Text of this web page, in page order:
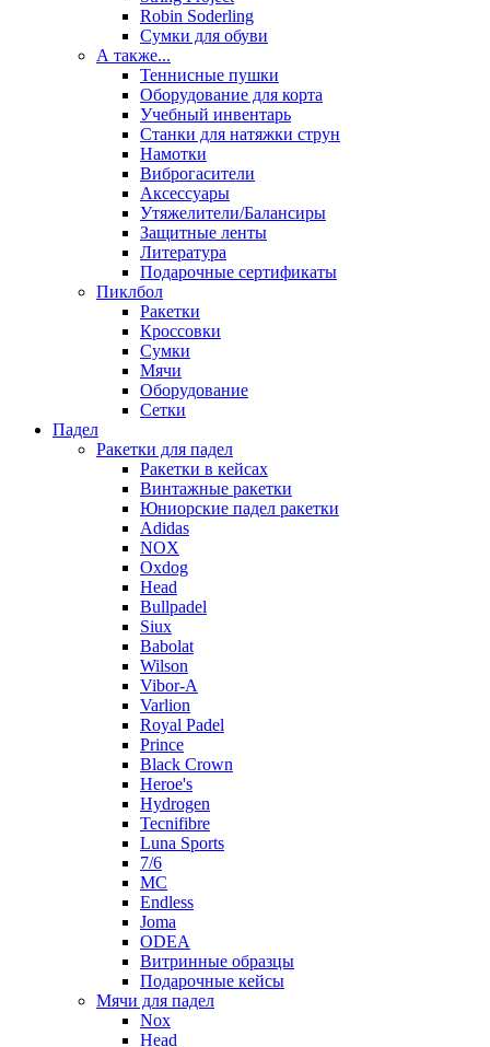
Robin Soderling
Сумки для обуви
А также...
Теннисные пушки
Оборудование для корта
Учебный инвентарь
Станки для натяжки струн
Намотки
Виброгасители
Аксессуары
Утяжелители/Балансиры
Защитные ленты
Литература
Подарочные сертификаты
Пиклбол
Ракетки
Кроссовки
Сумки
Мячи
Оборудование
Сетки
Падел
Ракетки для падел
Ракетки в кейсах
Винтажные ракетки
Юниорские падел ракетки
Adidas
NOX
Oxdog
Head
Bullpadel
Siux
Babolat
Wilson
Vibor-A
Varlion
Royal Padel
Prince
Black Crown
Heroe's
Hydrogen
Tecnifibre
Luna Sports
7/6
MC
Endless
Joma
ODEA
Витринные образцы
Подарочные кейсы
Мячи для падел
Nox
Head